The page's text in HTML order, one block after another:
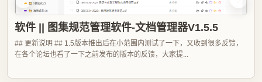
软件 || 图集规范管理软件-2.0正式上线了
软件 || 图集规范管理软件-文档管理器V1.5.5
## 更新说明 ## 1.5版本推出后在小范围内测试了一下，又收到很多反馈，
在各个论坛也看了一下之前发布的版本的反馈，大家提...